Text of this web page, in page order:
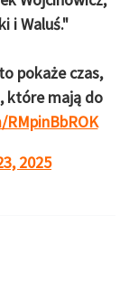
i Waluś."
pokaże czas,
które mają do
2025